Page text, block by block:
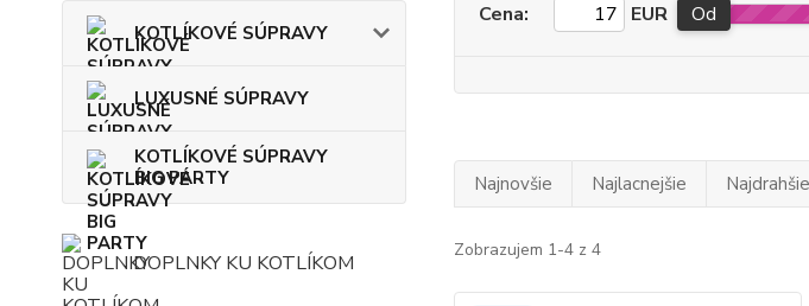
KOTLÍKOVÉ SÚPRAVY
LUXUSNÉ SÚPRAVY
KOTLÍKOVÉ SÚPRAVY
BIG PARTY
DOPLNKY KU KOTLÍKOM
Cena: EUR Od
Najnovšie Najlacnejšie Najdrahšie
Zobrazujem 1-4 z 4